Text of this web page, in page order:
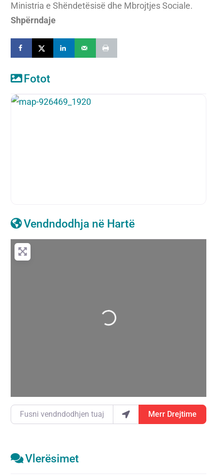
Ministria e Shëndetësisë dhe Mbrojtjes Sociale.
Shpërndaje
Fotot
Vendndodhja në Hartë
Duke ngarkuar…
Fusni vendndodhjen tuaj Merr Drejtime
Vlerësimet